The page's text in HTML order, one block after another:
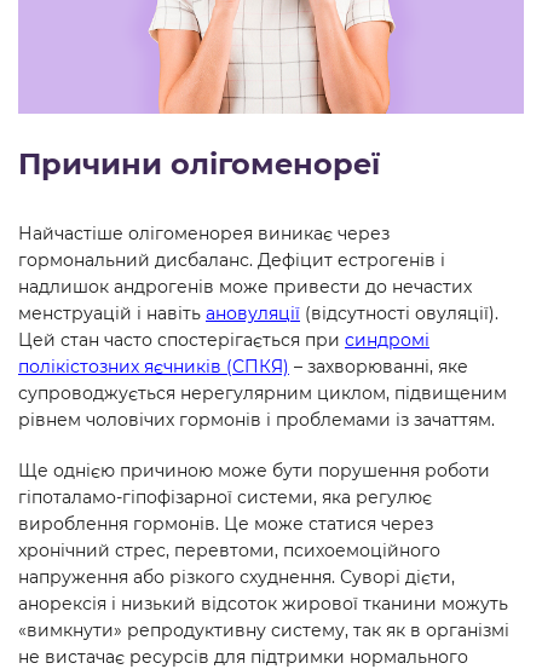
Причини олігоменореї
Найчастіше олігоменорея виникає через
гормональний дисбаланс. Дефіцит естрогенів і
надлишок андрогенів може привести до нечастих
менструацій і навіть ановуляції (відсутності овуляції).
Цей стан часто спостерігається при синдромі
полікістозних яєчників (СПКЯ) – захворюванні, яке
супроводжується нерегулярним циклом, підвищеним
рівнем чоловічих гормонів і проблемами із зачаттям.
Ще однією причиною може бути порушення роботи
гіпоталамо-гіпофізарної системи, яка регулює
вироблення гормонів. Це може статися через
хронічний стрес, перевтоми, психоемоційного
напруження або різкого схуднення. Суворі дієти,
анорексія і низький відсоток жирової тканини можуть
«вимкнути» репродуктивну систему, так як в організмі
не вистачає ресурсів для підтримки нормального